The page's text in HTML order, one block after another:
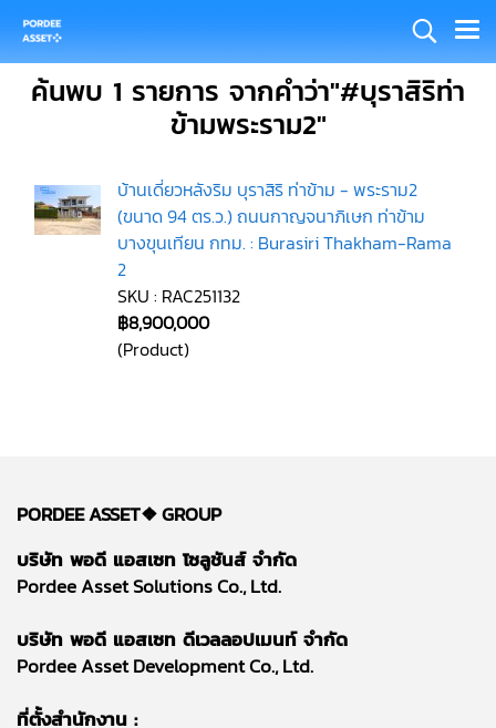
ค้นพบ 1 รายการ จากคำว่า"#บุราสิริท่า
ข้ามพระราม2"
บ้านเดี่ยวหลังริม บุราสิริ ท่าข้าม - พระราม2
(ขนาด 94 ตร.ว.) ถนนกาญจนาภิเษก ท่าข้าม
บางขุนเทียน กทม. : Burasiri Thakham-Rama
2
SKU : RAC251132
฿8,900,000
(Product)
PORDEE ASSET❖GROUP
บริษัท พอดี แอสเซท โซลูชันส์ จำกัด
Pordee Asset Solutions Co., Ltd.
บริษัท พอดี แอสเซท ดีเวลลอปเมนท์ จำกัด
Pordee Asset Development Co., Ltd.
ที่ตั้งสำนักงาน :